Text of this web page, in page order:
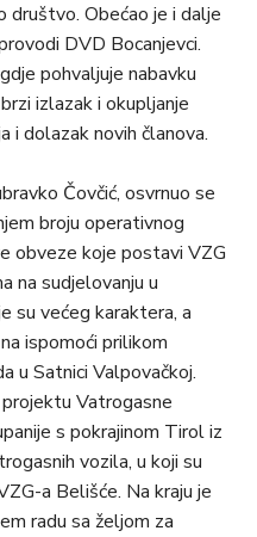
društvo. Obećao je i dalje
DVD Bocanjevci.
pohvaljuje nabavku
izlazak i okupljanje
i dolazak novih članova.
Čovčić, osvrnuo se
broju operativnog
obveze koje postavi VZG
na sudjelovanju u
su većeg karaktera, a
ispomoći prilikom
u Satnici Valpovačkoj.
Vatrogasne
s pokrajinom Tirol iz
vozila, u koji su
a Belišće. Na kraju je
radu sa željom za